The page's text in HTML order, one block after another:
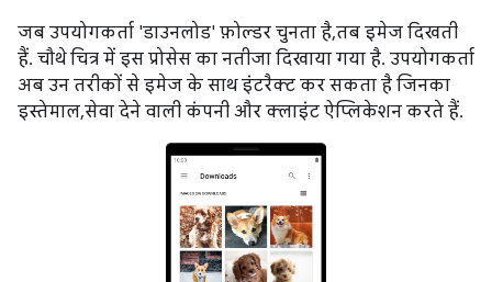
जब उपयोगकर्ता 'डाउनलोड' फ़ोल्डर चुनता है, तब इमेज दिखती
हैं. चौथे चित्र में इस प्रोसेस का नतीजा दिखाया गया है. उपयोगकर्ता
अब उन तरीकों से इमेज के साथ इंटरैक्ट कर सकता है जिनका
इस्तेमाल, सेवा देने वाली कंपनी और क्लाइंट ऐप्लिकेशन करते हैं.